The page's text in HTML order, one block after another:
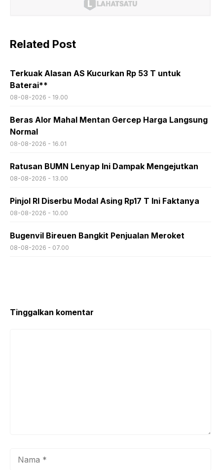
Related Post
Terkuak Alasan AS Kucurkan Rp 53 T untuk
Baterai**
08-08-2026 - 19.00
Beras Alor Mahal Mentan Gercep Harga Langsung
Normal
08-08-2026 - 16.01
Ratusan BUMN Lenyap Ini Dampak Mengejutkan
08-08-2026 - 13.00
Pinjol RI Diserbu Modal Asing Rp17 T Ini Faktanya
08-08-2026 - 10.00
Bugenvil Bireuen Bangkit Penjualan Meroket
08-08-2026 - 07.00
Tinggalkan komentar